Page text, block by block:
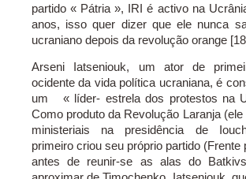
partido « Pátria », IRI é activo na
anos, isso quer dizer que ele nunca
ucraniano depois da revolução orange
Arseni Iatseniouk, um ator de
ocidente da vida política ucraniana, é
um « líder- estrela dos protestos na
Como produto da Revolução Laranja
ministeriais na presidência de
primeiro criou seu próprio partido (Frente
antes de reunir-se as alas do